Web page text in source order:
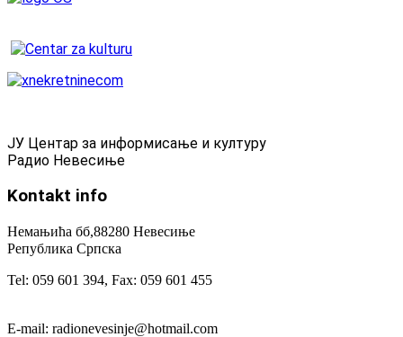
ЈУ Центар за информисање и културу
Радио Невесиње
Kontakt info
Немањића бб,88280 Невесиње
Република Српска
Tel: 059 601 394, Fax: 059 601 455
E-mail: radionevesinje@hotmail.com